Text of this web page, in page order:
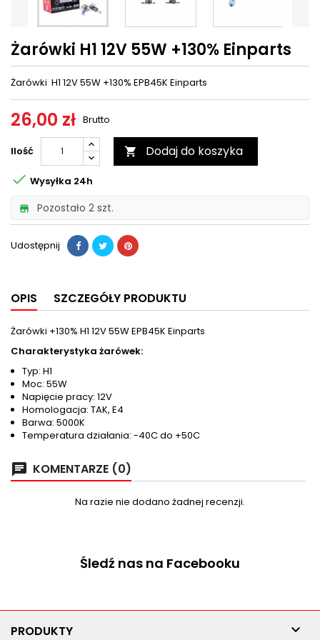
Żarówki H1 12V 55W +130% Einparts
Żarówki H1 12V 55W +130% EPB45K Einparts
26,00 zł Brutto
Ilość  Dodaj do koszyka
 Wysyłka 24h
 Pozostało 2 szt.
Udostępnij
OPIS SZCZEGÓŁY PRODUKTU
Żarówki +130% H1 12V 55W EPB45K Einparts
Charakterystyka żarówek:
Typ: H1
Moc: 55W
Napięcie pracy: 12V
Homologacja: TAK, E4
Barwa: 5000K
Temperatura działania: -40C do +50C
chat KOMENTARZE (0)
Na razie nie dodano żadnej recenzji.
Śledź nas na Facebooku
PRODUKTY 